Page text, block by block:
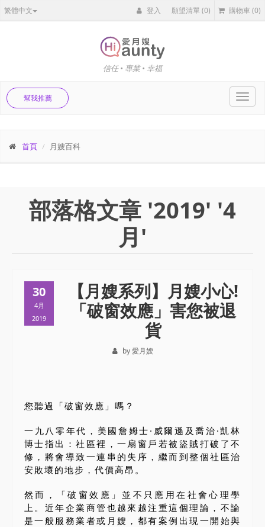
繁體中文 登入 願望清單(0) 購物車 (0)
信任 • 專業 • 幸福
幫我推薦
首頁 月嫂百科
部落格文章 '2019' '4
月'
30
4月
2019
【月嫂系列】月嫂小心!
「破窗效應」害您被退
貨
by 愛月嫂
您聽過「破窗效應」嗎？
一九八零年代，美國詹姆士·威爾遜及喬治·凱林
博士指出：社區裡，一扇窗戶若被盜賊打破了不
修，將會導致一連串的失序，繼而到整個社區治
安敗壞的地步，代價高昂。
然而，「破窗效應」並不只應用在社會心理學
上。近年企業商管也越來越注重這個理論，不論
是一般服務業者或月嫂，都有案例出現一開始與